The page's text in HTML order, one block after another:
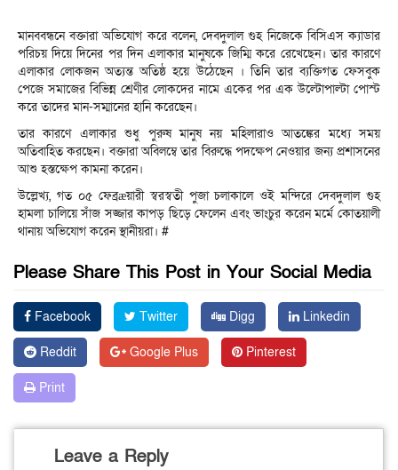
মানববন্ধনে বক্তারা অভিযোগ করে বলেন, দেবদুলাল গুহ নিজেকে বিসিএস ক্যাডার
পরিচয় দিয়ে দিনের পর দিন এলাকার মানুষকে জিম্মি করে রেখেছেন। তার কারণে
এলাকার লোকজন অত্যন্ত অতিষ্ঠ হয়ে উঠেছেন । তিনি তার ব্যক্তিগত ফেসবুক
পেজে সমাজের বিভিন্ন শ্রেণীর লোকদের নামে একের পর এক উল্টোপাল্টা পোস্ট
করে তাদের মান-সম্মানের হানি করেছেন।
তার কারণে এলাকার শুধু পুরুষ মানুষ নয় মহিলারাও আতঙ্কের মধ্যে সময়
অতিবাহিত করছেন। বক্তারা অবিলম্বে তার বিরুদ্ধে পদক্ষেপ নেওয়ার জন্য প্রশাসনের
আশু হস্তক্ষেপ কামনা করেন।
উল্লেখ্য, গত ০৫ ফেব্রæয়ারী স্বরস্বতী পুজা চলাকালে ওই মন্দিরে দেবদুলাল গুহ
হামলা চালিয়ে সাঁজ সজ্জার কাপড় ছিড়ে ফেলেন এবং ভাংচুর করেন মর্মে কোতয়ালী
থানায় অভিযোগ করেন স্থানীয়রা। #
Please Share This Post in Your Social Media
Facebook Twitter Digg Linkedin
Reddit Google Plus Pinterest
Print
Leave a Reply